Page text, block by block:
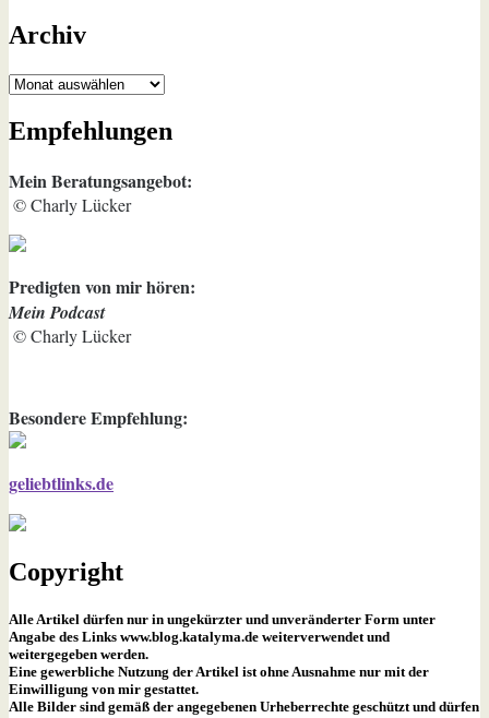
Archiv
Archiv
Empfehlungen
Mein Beratungsangebot:
© Charly Lücker
Predigten von mir hören:
Mein Podcast
© Charly Lücker
Besondere Empfehlung:
geliebtlinks.de
Copyright
Alle Artikel dürfen nur in ungekürzter und unveränderter Form unter
Angabe des Links www.blog.katalyma.de weiterverwendet und
weitergegeben werden.
Eine gewerbliche Nutzung der Artikel ist ohne Ausnahme nur mit der
Einwilligung von mir gestattet.
Alle Bilder sind gemäß der angegebenen Urheberrechte geschützt und dürfen